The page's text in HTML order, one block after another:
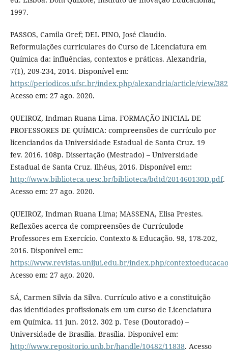
1997.
PASSOS, Camila Gref; DEL PINO, José Claudio.
Reformulações curriculares do Curso de Licenciatura em
Química da: influências, contextos e práticas. Alexandria,
7(1), 209-234, 2014. Disponível em:
https://periodicos.ufsc.br/index.php/alexandria/article/view/
Acesso em: 27 ago. 2020.
QUEIROZ, Indman Ruana Lima. FORMAÇÃO INICIAL DE
PROFESSORES DE QUÍMICA: compreensões de currículo por
licenciandos da Universidade Estadual de Santa Cruz. 19
fev. 2016. 108p. Dissertação (Mestrado) – Universidade
Estadual de Santa Cruz. Ilhéus, 2016. Disponível em::
http://www.biblioteca.uesc.br/biblioteca/bdtd/201460130D.pdf.
Acesso em: 27 ago. 2020.
QUEIROZ, Indman Ruana Lima; MASSENA, Elisa Prestes.
Reﬂexões acerca de compreensões de Currículode
Professores em Exercício. Contexto & Educação. 98, 178-202,
2016. Disponível em::
https://www.revistas.unijui.edu.br/index.php/
Acesso em: 27 ago. 2020.
SÁ, Carmen Silvia da Silva. Currículo ativo e a constituição
das identidades profissionais em um curso de Licenciatura
em Química. 11 jun. 2012. 302 p. Tese (Doutorado) –
Universidade de Brasília. Brasília. Disponível em:
http://www.repositorio.unb.br/handle/10482/11838. Acesso